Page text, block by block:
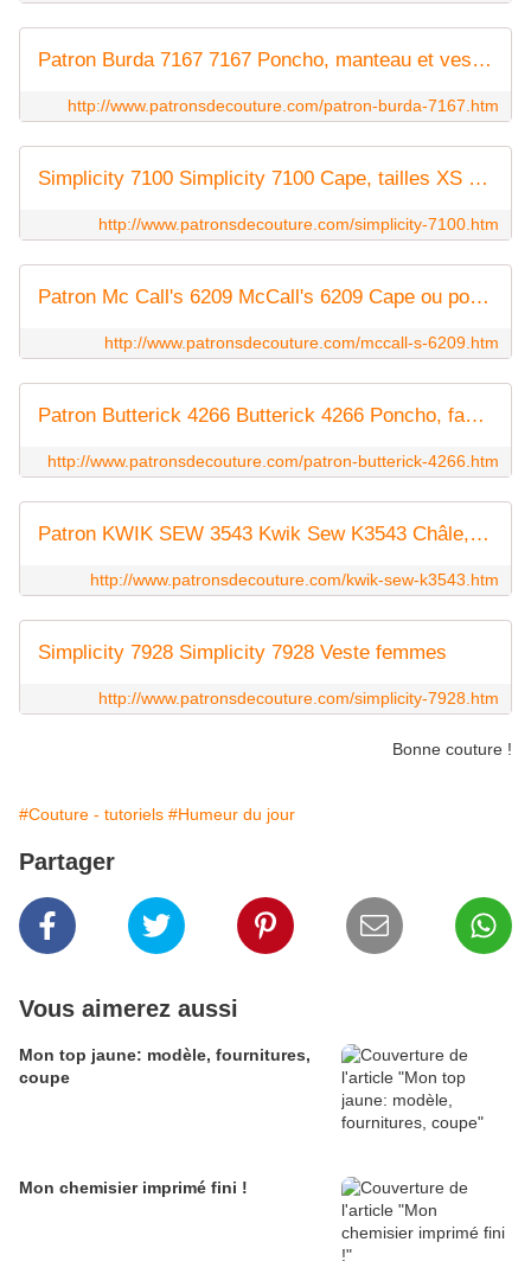
Patron Burda 7167 7167 Poncho, manteau et veste, facile, tailles 42 à 60
http://www.patronsdecouture.com/patron-burda-7167.htm
Simplicity 7100 Simplicity 7100 Cape, tailles XS à L
http://www.patronsdecouture.com/simplicity-7100.htm
Patron Mc Call's 6209 McCall's 6209 Cape ou poncho, facile, tailles 36 à 44 ou 46 à 52
http://www.patronsdecouture.com/mccall-s-6209.htm
Patron Butterick 4266 Butterick 4266 Poncho, facile
http://www.patronsdecouture.com/patron-butterick-4266.htm
Patron KWIK SEW 3543 Kwik Sew K3543 Châle, chapeaux et gants
http://www.patronsdecouture.com/kwik-sew-k3543.htm
Simplicity 7928 Simplicity 7928 Veste femmes
http://www.patronsdecouture.com/simplicity-7928.htm
Bonne couture !
#Couture - tutoriels #Humeur du jour
Partager
Vous aimerez aussi
Mon top jaune: modèle, fournitures,
coupe
Mon chemisier imprimé fini !